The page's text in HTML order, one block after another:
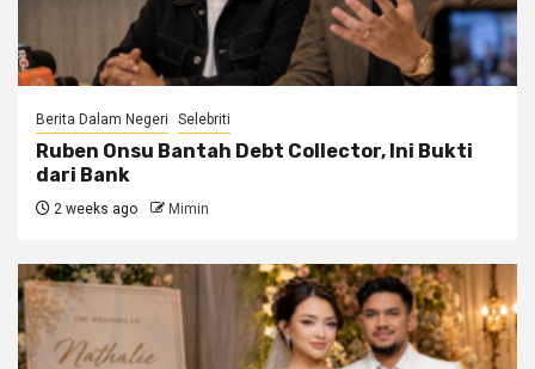
Berita Dalam Negeri Selebriti
Ruben Onsu Bantah Debt Collector, Ini Bukti
dari Bank
2 weeks ago Mimin